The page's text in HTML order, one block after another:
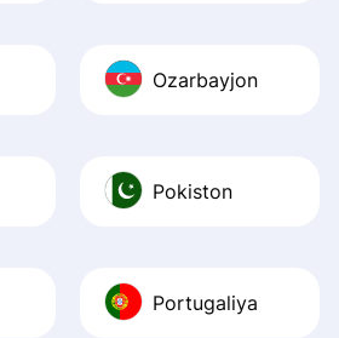
Ozarbayjon
Pokiston
Portugaliya